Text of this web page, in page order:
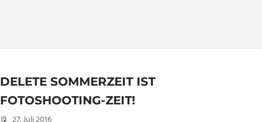
DELETE SOMMERZEIT IST
FOTOSHOOTING-ZEIT!